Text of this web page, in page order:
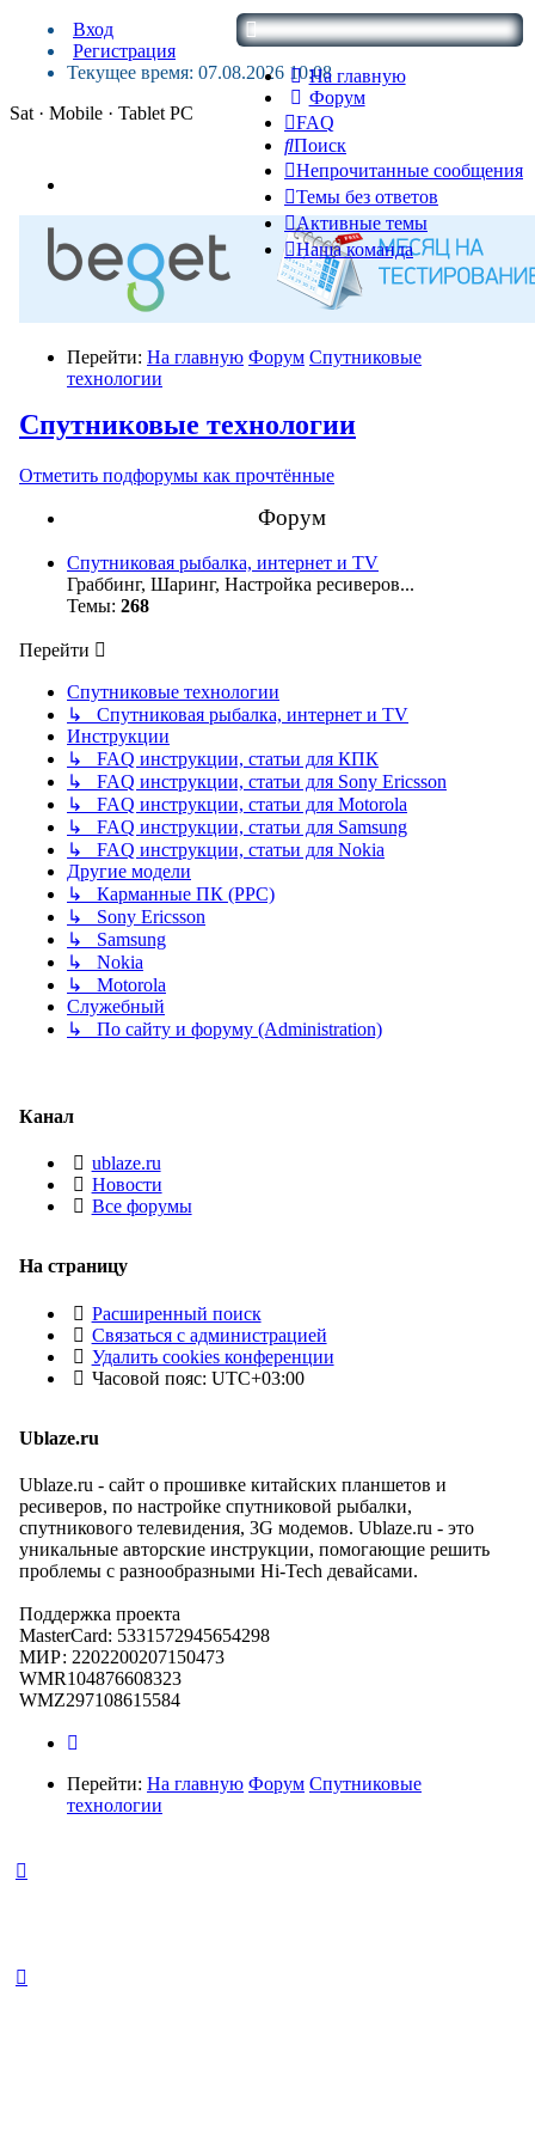
На главную
Форум
FAQ
Поиск
Непрочитанные сообщения
Темы без ответов
Активные темы
Наша команда
Вход
Регистрация
Текущее время: 07.08.2026 10:08
Sat · Mobile · Tablet PC
Перейти: На главную Форум Спутниковые
технологии
Спутниковые технологии
Отметить подфорумы как прочтённые
Форум
Спутниковая рыбалка, интернет и TV
Граббинг, Шаринг, Настройка ресиверов...
Темы: 268
Перейти
Спутниковые технологии
↳ Спутниковая рыбалка, интернет и TV
Инструкции
↳ FAQ инструкции, статьи для КПК
↳ FAQ инструкции, статьи для Sony Ericsson
↳ FAQ инструкции, статьи для Motorola
↳ FAQ инструкции, статьи для Samsung
↳ FAQ инструкции, статьи для Nokia
Другие модели
↳ Карманные ПК (PPC)
↳ Sony Ericsson
↳ Samsung
↳ Nokia
↳ Motorola
Служебный
↳ По сайту и форуму (Administration)
Канал
ublaze.ru
Новости
Все форумы
На страницу
Расширенный поиск
Связаться с администрацией
Удалить cookies конференции
Часовой пояс: UTC+03:00
Ublaze.ru
Ublaze.ru - сайт о прошивке китайских планшетов и
ресиверов, по настройке спутниковой рыбалки,
спутникового телевидения, 3G модемов. Ublaze.ru - это
уникальные авторские инструкции, помогающие решить
проблемы с разнообразными Hi-Tech девайсами.
Поддержка проекта
MasterCard: 5331572945654298
МИР: 2202200207150473
WMR104876608323
WMZ297108615584
Перейти: На главную Форум Спутниковые
технологии